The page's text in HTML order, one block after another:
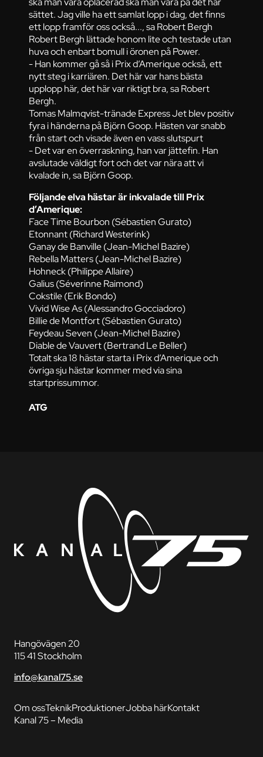
sättet. Jag ville ha ett samlat lopp i dag, det finns
ett lopp framför oss också..., sa Robert Bergh
Robert Bergh lättade honom lite och testade utan
huva och enbart bomull i öronen på Power.
- Han kommer gå så i Prix d’Amerique också, ett
nytt steg i karriären. Det här var hans bästa
upplopp här, det här var riktigt bra, sa Robert
Bergh.
Tomas Malmqvist-tränade Express Jet blev positiv
fyra i händerna på Björn Goop. Hästen var snabb
från start och visade även en vass slutspurt
- Det var en överraskning, han var jättefin. Han
avslutade väldigt fort och det var nära att vi
kvalade in, sa Björn Goop.
Följande elva hästar är inkvalade till Prix
d’Amerique:
Face Time Bourbon (Sébastien Gurato)
Etonnant (Richard Westerink)
Ganay de Banville (Jean-Michel Bazire)
Rebella Matters (Jean-Michel Bazire)
Hohneck (Philippe Allaire)
Galius (Séverinne Raimond)
Cokstile (Erik Bondo)
Vivid Wise As (Alessandro Gocciadoro)
Billie de Montfort (Sébastien Gurato)
Feydeau Seven (Jean-Michel Bazire)
Diable de Vauvert (Bertrand Le Beller)
Totalt ska 18 hästar starta i Prix d’Amerique och
övriga sju hästar kommer med via sina
startprissummor.
ATG
Hangövägen 20
115 41 Stockholm
info@kanal75.se
Om ossTeknikProduktionerJobba härKontakt
Kanal 75 – Media